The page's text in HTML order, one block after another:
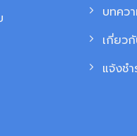
บทคว
เกี่ยวกั
แจ้งชำ